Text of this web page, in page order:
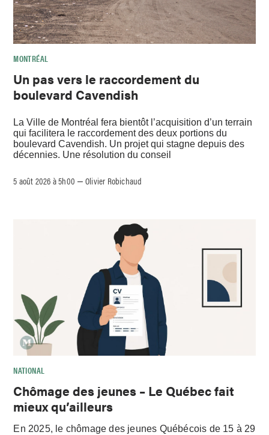
MONTRÉAL
Un pas vers le raccordement du
boulevard Cavendish
La Ville de Montréal fera bientôt l’acquisition d’un terrain
qui facilitera le raccordement des deux portions du
boulevard Cavendish. Un projet qui stagne depuis des
décennies. Une résolution du conseil
5 août 2026 à 5h00 –Olivier Robichaud
NATIONAL
Chômage des jeunes – Le Québec fait
mieux qu’ailleurs
En 2025, le chômage des jeunes Québécois de 15 à 29